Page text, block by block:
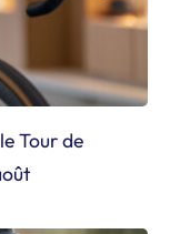
Tour de